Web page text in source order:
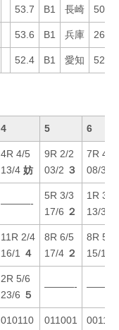
53.7 B1 長崎 50
53.6 B1 兵庫 26
52.4 B1 愛知 52
4 5 6
4R 4/5
13/4 妨
9R 2/2
03/2 ３
7R 4/4
08/3
———-
5R 3/3
17/6 ２
1R 3/3
13/3
11R 2/4
16/1
４
8R 6/5
17/4 ２
8R 5/4
15/1
2R 5/6
23/6 ５
———- ———-
010110 011001 001110